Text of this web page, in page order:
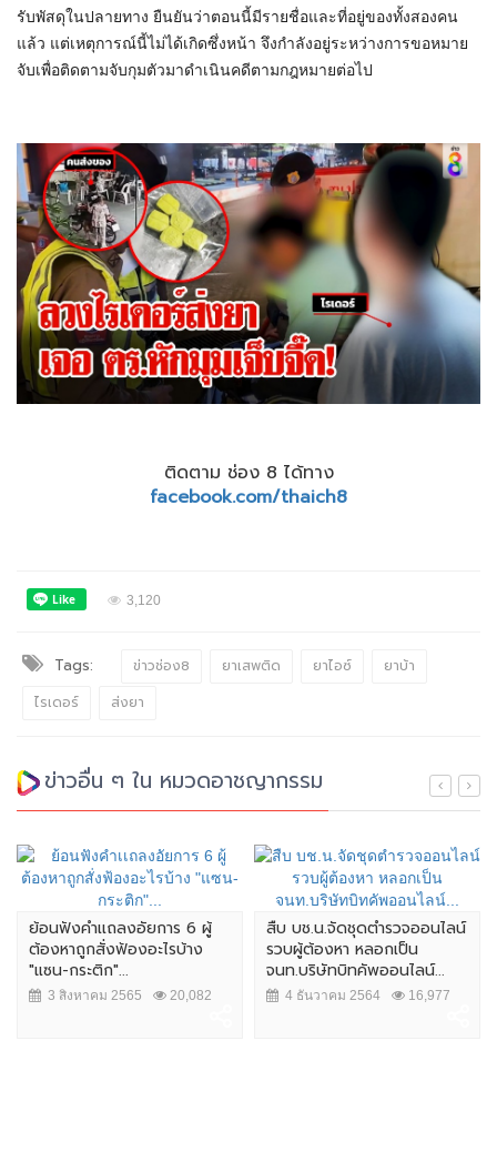
รับพัสดุในปลายทาง ยืนยันว่าตอนนี้มีรายชื่อและที่อยู่ของทั้งสองคน
แล้ว แต่เหตุการณ์นี้ไม่ได้เกิดซึ่งหน้า จึงกำลังอยู่ระหว่างการขอหมาย
จับเพื่อติดตามจับกุมตัวมาดำเนินคดีตามกฎหมายต่อไป
ติดตาม ช่อง 8 ได้ทาง
facebook.com/thaich8
3,120
Tags: ข่าวช่อง8 ยาเสพติด ยาไอซ์
ยาบ้า
ไรเดอร์
ส่งยา
ข่าวอื่น ๆ ใน หมวดอาชญากรรม
ย้อนฟังคำเเถลงอัยการ 6 ผู้
ต้องหาถูกสั่งฟ้องอะไรบ้าง
"แซน-กระติก"...
3 สิงหาคม 2565 20,082
สืบ บช.น.จัดชุดตำรวจออนไลน์
รวบผู้ต้องหา หลอกเป็น
จนท.บริษัทบิทคัพออนไลน์...
4 ธันวาคม 2564 16,977